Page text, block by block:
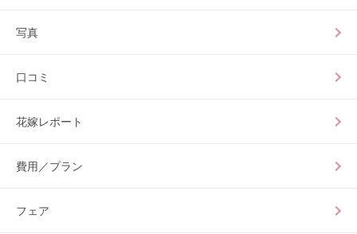
写真
口コミ
花嫁レポート
費用／プラン
フェア